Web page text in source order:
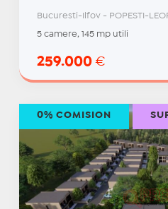
Bucuresti-Ilfov - POPESTI-
5 camere, 145 mp utili
259.000 €
0% COMISION